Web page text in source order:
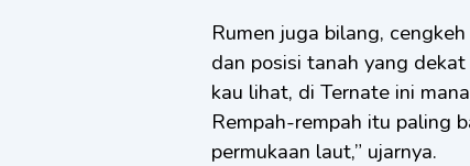
Rumen juga bilang,
dan posisi tanah yang
kau lihat, di Ternate ini
Rempah-rempah itu paling
permukaan laut,” ujarnya.